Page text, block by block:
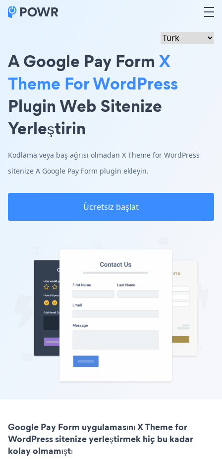
A Google Pay Form X
Theme For WordPress
Plugin Web Sitenize
Yerleştirin
Kodlama veya baş ağrısı olmadan X Theme for WordPress
sitenize A Google Pay Form plugin ekleyin.
Ücretsiz başlat
Google Pay Form uygulamasını X Theme for
WordPress sitenize yerleştirmek hiç bu kadar
kolay olmamıştı